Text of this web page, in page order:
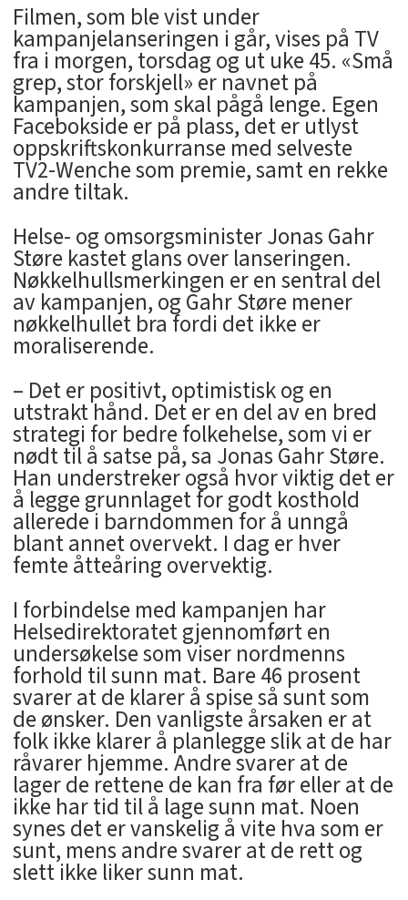
Filmen, som ble vist under
kampanjelanseringen i går, vises på TV
fra i morgen, torsdag og ut uke 45. «Små
grep, stor forskjell» er navnet på
kampanjen, som skal pågå lenge. Egen
Facebokside er på plass, det er utlyst
oppskriftskonkurranse med selveste
TV2-Wenche som premie, samt en rekke
andre tiltak.
Helse- og omsorgsminister Jonas Gahr
Støre kastet glans over lanseringen.
Nøkkelhullsmerkingen er en sentral del
av kampanjen, og Gahr Støre mener
nøkkelhullet bra fordi det ikke er
moraliserende.
– Det er positivt, optimistisk og en
utstrakt hånd. Det er en del av en bred
strategi for bedre folkehelse, som vi er
nødt til å satse på, sa Jonas Gahr Støre.
Han understreker også hvor viktig det er
å legge grunnlaget for godt kosthold
allerede i barndommen for å unngå
blant annet overvekt. I dag er hver
femte åtteåring overvektig.
I forbindelse med kampanjen har
Helsedirektoratet gjennomført en
undersøkelse som viser nordmenns
forhold til sunn mat. Bare 46 prosent
svarer at de klarer å spise så sunt som
de ønsker. Den vanligste årsaken er at
folk ikke klarer å planlegge slik at de har
råvarer hjemme. Andre svarer at de
lager de rettene de kan fra før eller at de
ikke har tid til å lage sunn mat. Noen
synes det er vanskelig å vite hva som er
sunt, mens andre svarer at de rett og
slett ikke liker sunn mat.